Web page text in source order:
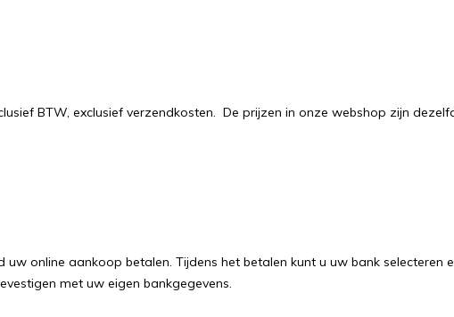
BTW, exclusief verzendkosten. De prijzen in onze webshop zijn
uw online aankoop betalen. Tijdens het betalen kunt u uw bank
met uw eigen bankgegevens.